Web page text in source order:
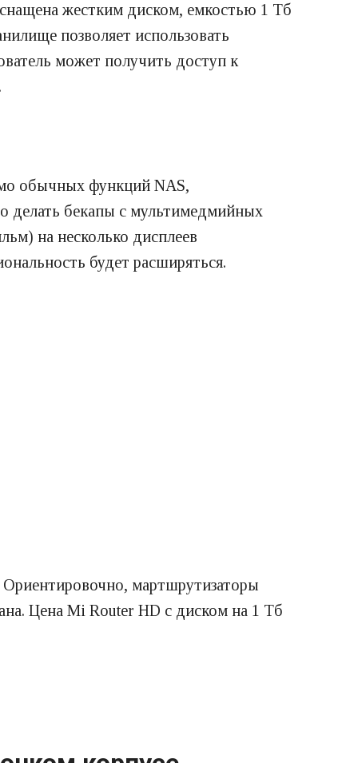
жестким диском, емкостью 1 Тб
позволяет использовать
может получить доступ к
обычных функций NAS,
делать бекапы с мультимедмийных
на несколько дисплеев
будет расширяться.
мартшрутизаторы
Цена Mi Router HD с диском на 1 Тб